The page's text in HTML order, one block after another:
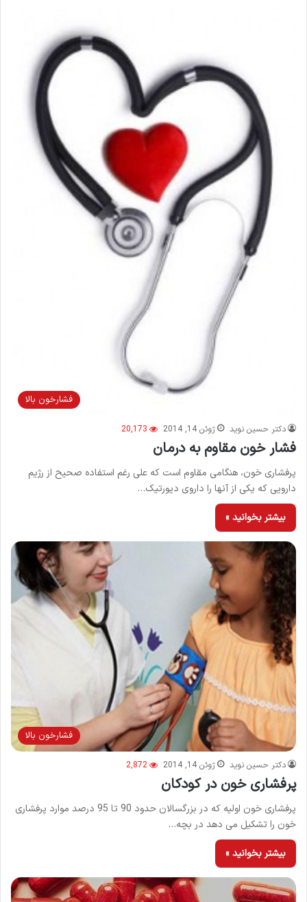
فشارخون بالا
دکتر حسین نوید ژوئن 14, 2014 20,173
فشار خون مقاوم به درمان
پرفشاری خون، هنگامی مقاوم است که علی رغم استفاده صحیح از رژیم
دارویی که یکی از آنها را داروی دیورتیک…
بیشتر بخوانید »
فشارخون بالا
دکتر حسین نوید ژوئن 14, 2014 2,872
پرفشاری خون در کودکان
پرفشاری خون اولیه که در بزرگسالان حدود 90 تا 95 درصد موارد پرفشاری
خون را تشکیل می دهد در بچه…
بیشتر بخوانید »